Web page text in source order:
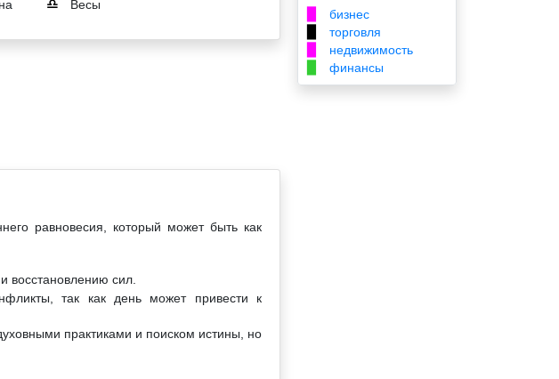
♎ Весы
равновесия, который может быть как
восстановлению сил.
так как день может привести к
практиками и поиском истины, но
бизнес
торговля
недвижимость
финансы